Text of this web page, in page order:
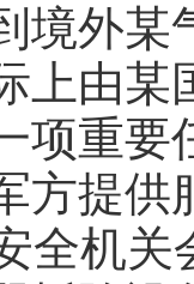
境外某
上由某
项重要
方提供
机关会